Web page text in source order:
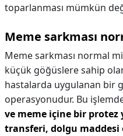
toparlanması mümkün
Meme sarkması
Meme sarkması normal
küçük göğüslere sahip
hastalarda uygulanan bir
operasyonudur. Bu
ve meme içine bir
transferi, dolgu